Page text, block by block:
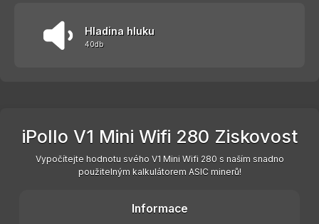
Hladina hluku
40db
iPollo V1 Mini Wifi 280 Ziskovost
Vypočítejte hodnotu svého V1 Mini Wifi 280 s naším snadno
použitelným kalkulátorem ASIC minerů!
Informace